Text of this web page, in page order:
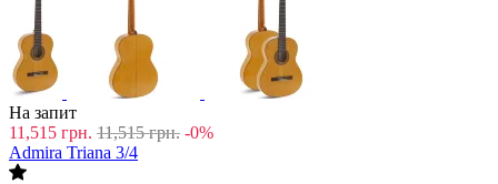
На запит
11,515 грн. 11,515 грн. -0%
Admira Triana 3/4